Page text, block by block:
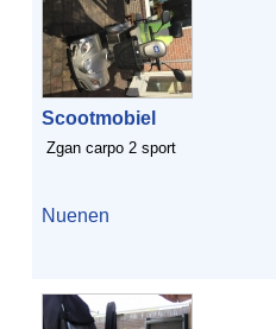
Scootmobiel
Zgan carpo 2 sport
Nuenen